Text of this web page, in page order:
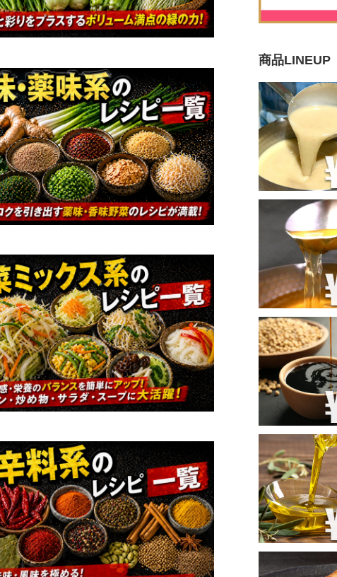
商品LINEUP